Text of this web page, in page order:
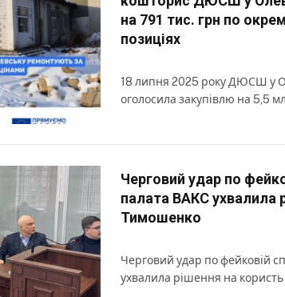
на 791 тис. грн по
позиціях
18 липня 2025 року ДЮСШ у
оголосила закупівлю на 5,5
Черговий удар по
палата ВАКС ухвалила
Тимошенко
Черговий удар по фейковій
ухвалила рішення на